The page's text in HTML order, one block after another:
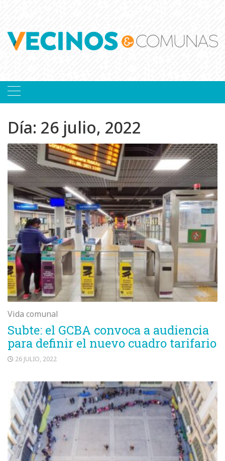
Día: 26 julio, 2022
Vida comunal
Subte: el GCBA convoca a audiencia
para definir el nuevo cuadro tarifario
26 JULIO, 2022